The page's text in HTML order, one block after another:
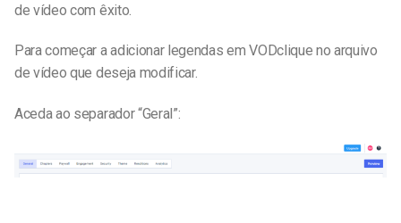
de vídeo com êxito.
Para começar a adicionar legendas em VODclique no arquivo
de vídeo que deseja modificar.
Aceda ao separador “Geral”: